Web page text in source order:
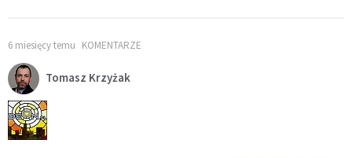
6 miesięcy temu KOMENTARZE
Tomasz Krzyżak